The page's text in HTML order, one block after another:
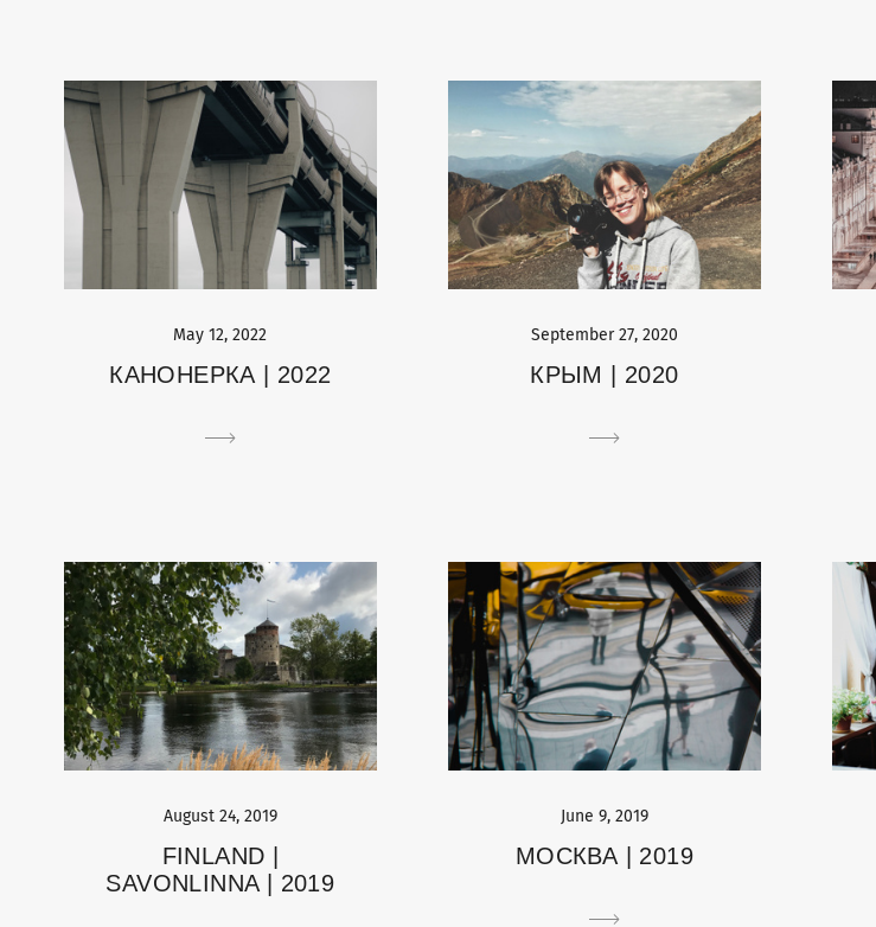
May 12, 2022
КАНОНЕРКА | 2022
September 27, 2020
КРЫМ | 2020
August 24, 2019
FINLAND |
SAVONLINNA | 2019
June 9, 2019
МОСКВА | 2019